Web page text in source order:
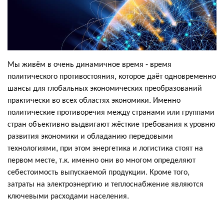
Мы живём в очень динамичное время - время
политического противостояния, которое даёт одновременно
шансы для глобальных экономических преобразований
практически во всех областях экономики. Именно
политические противоречия между странами или группами
стран объективно выдвигают жёсткие требования к уровню
развития экономики и обладанию передовыми
технологиями, при этом энергетика и логистика стоят на
первом месте, т.к. именно они во многом определяют
себестоимость выпускаемой продукции. Кроме того,
затраты на электроэнергию и теплоснабжение являются
ключевыми расходами населения.